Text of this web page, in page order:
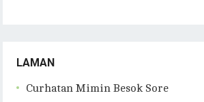
LAMAN
Curhatan Mimin Besok Sore